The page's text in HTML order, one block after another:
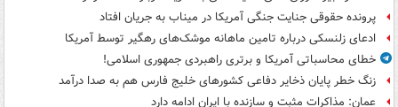
پرونده حقوقی جنایت جنگی آمریکا در میناب به جریان افتاد
ادعای زلنسکی درباره تامین ماهانه موشک‌های رهگیر توسط آمریکا
خطای محاسباتی آمریکا و برتری راهبردی جمهوری اسلامی!
زنگ خطر پایان ذخایر دفاعی کشورهای خلیج فارس هم به صدا درآمد
عمان: مذاکرات مثبت و سازنده با ایران ادامه دارد